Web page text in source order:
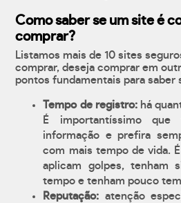
Como saber se um site é
comprar?
Listamos mais de 10 sites
comprar, deseja comprar em
pontos fundamentais para saber
Tempo de registro:há
É importantíssimo que
informação e prefira
com mais tempo de vida.
aplicam golpes, tenham
tempo e tenham pouco
Reputação: atenção